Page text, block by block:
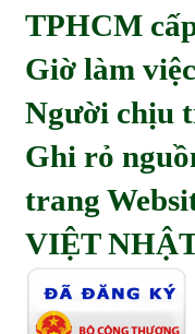
TPHCM
Giờ làm
Người chịu
Ghi rỏ
trang
VIỆT